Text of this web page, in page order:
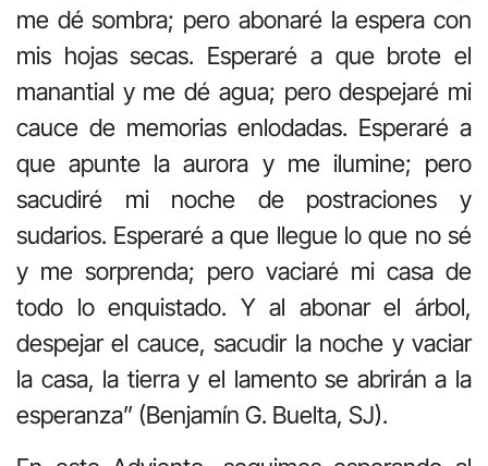
me dé sombra; pero abonaré la espera con
mis hojas secas. Esperaré a que brote el
manantial y me dé agua; pero despejaré mi
cauce de memorias enlodadas. Esperaré a
que apunte la aurora y me ilumine; pero
sacudiré mi noche de postraciones y
sudarios. Esperaré a que llegue lo que no sé
y me sorprenda; pero vaciaré mi casa de
todo lo enquistado. Y al abonar el árbol,
despejar el cauce, sacudir la noche y vaciar
la casa, la tierra y el lamento se abrirán a la
esperanza” (Benjamín G. Buelta, SJ).